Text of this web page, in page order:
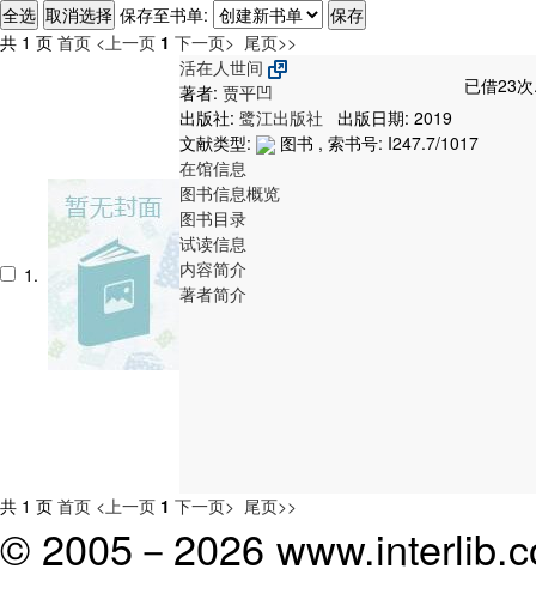
保存至书单:
共 1 页 首页 <上一页 1 下一页> 尾页>>
1.
活在人世间
已借23
著者: 贾平凹
出版社: 鹭江出版社
出版日期: 2019
文献类型:
图书 , 索书号: I247.7/1017
在馆信息
图书信息概览
图书目录
试读信息
内容简介
著者简介
共 1 页 首页 <上一页 1 下一页> 尾页>>
© 2005－ 2026